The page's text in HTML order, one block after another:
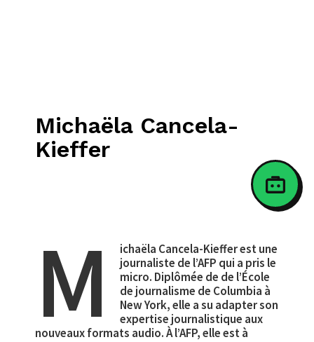
Michaëla Cancela-
Kieffer
M
ichaëla Cancela-Kieffer est une
journaliste de l’AFP qui a pris le
micro. Diplômée de de l’École
de journalisme de Columbia à
New York, elle a su adapter son
expertise journalistique aux
nouveaux formats audio. À l’AFP, elle est à